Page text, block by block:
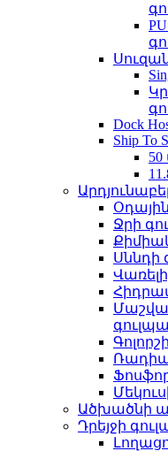
Dock
Ship To
50
Ջրի
Սննդի
Ածխածնի
Դրեյջի